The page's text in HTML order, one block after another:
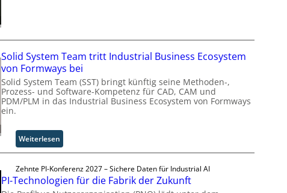
A
u
t
o
a
t
i
n
.
Solid System Team tritt Industrial Business Ecosystem
von Formways bei
Solid System Team (SST) bringt künftig seine Methoden-,
Prozess- und Software-Kompetenz für CAD, CAM und
PDM/PLM in das Industrial Business Ecosystem von Formways
ein.
Weiterlesen:
S
l
i
Zehnte PI-Konferenz 2027 – Sichere Daten für Industrial AI
PI-Technologien für die Fabrik der Zukunft